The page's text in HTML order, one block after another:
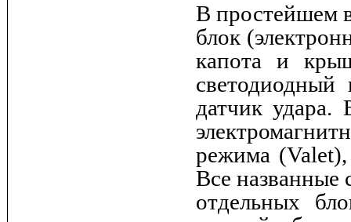
В простейшем
блок
капота и
светодиодный
датчик удара.
режима (Valet),
Все названные
отдельных